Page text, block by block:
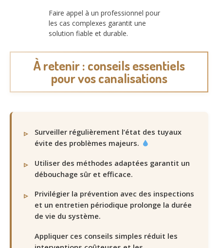
Faire appel à un professionnel pour
les cas complexes garantit une
solution fiable et durable.
À retenir : conseils essentiels
pour vos canalisations
Surveiller régulièrement l’état des tuyaux
évite des problèmes majeurs.
Utiliser des méthodes adaptées garantit un
débouchage sûr et efficace.
Privilégier la prévention avec des inspections
et un entretien périodique prolonge la durée
de vie du système.
Appliquer ces conseils simples réduit les